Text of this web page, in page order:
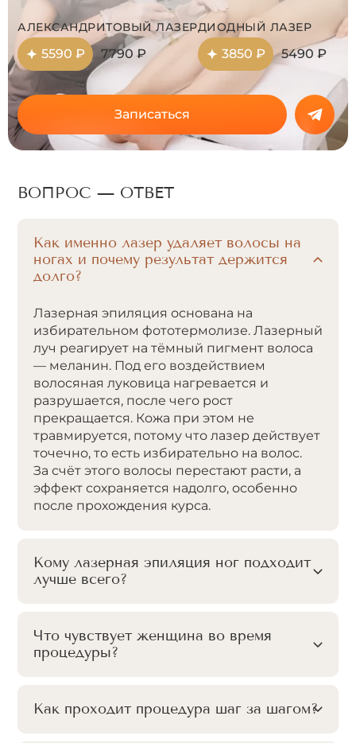
АЛЕКСАНДРИТОВЫЙ ЛАЗЕР
5590 ₽ 7790 ₽
ДИОДНЫЙ ЛАЗЕР
3850 ₽ 5490 ₽
Записаться
ВОПРОС — ОТВЕТ
Как именно лазер удаляет волосы на
ногах и почему результат держится
долго?
Лазерная эпиляция основана на
избирательном фототермолизе. Лазерный
луч реагирует на тёмный пигмент волоса
— меланин. Под его воздействием
волосяная луковица нагревается и
разрушается, после чего рост
прекращается. Кожа при этом не
травмируется, потому что лазер действует
точечно, то есть избирательно на волос.
За счёт этого волосы перестают расти, а
эффект сохраняется надолго, особенно
после прохождения курса.
Кому лазерная эпиляция ног подходит
лучше всего?
Что чувствует женщина во время
процедуры?
Как проходит процедура шаг за шагом?